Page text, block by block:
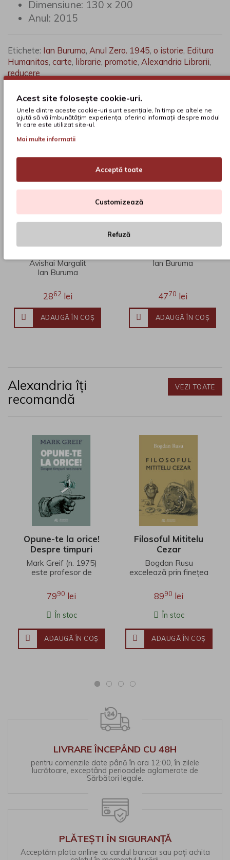
naturală a existenţei noastre e temperatura libertăţii.
Dimensiune: 130 x 200
Anul: 2015
Etichete: Ian Buruma, Anul Zero. 1945, o istorie, Editura
Humanitas, carte, librarie, promotie, Alexandria Librarii,
reducere
V-ar putea interesa și...
Războiul
împotriva
Occidentului
Avishai Margalit
Ian Buruma
2862lei
ADAUGĂ ÎN COŞ
istorie [II]
Ian Buruma
4770 lei
ADAUGĂ ÎN COŞ
Alexandria îți
recomandă
VEZI TOATE
Opune-te la orice!
Despre timpuri
nesincere
Mark Greif (n. 1975)
este profesor de
Universitatea Stanford.
Fineţea observaţ..
7990 lei
În stoc
ADAUGĂ ÎN COŞ
Filosoful Mititelu
Cezar
Bogdan Rusu
excelează prin finețea
îmbină erudiția
filosofică, investigația j..
8990 lei
În stoc
ADAUGĂ ÎN COŞ
LIVRARE ÎNCEPÂND CU 48H
pentru comenzile date până în ora 12:00, în zilele
lucrătoare, exceptând perioadele aglomerate de
Sărbători legale.
PLĂTEȘTI ÎN SIGURANȚĂ
Acceptăm plata online cu cardul bancar sau poți achita
Acest site folosește cookie-uri.
Unele dintre aceste cookie-uri sunt esențiale, în timp ce altele ne
ajută să vă îmbunătățim experiența, oferind informații despre modul
în care este utilizat site-ul.
Mai multe informatii
Acceptă toate
Customizează
Refuză